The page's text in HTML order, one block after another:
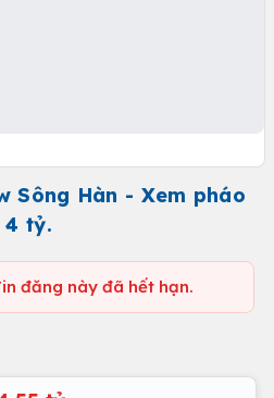
Sông Hàn - Xem pháo
4 tỷ.
đăng này đã hết hạn.